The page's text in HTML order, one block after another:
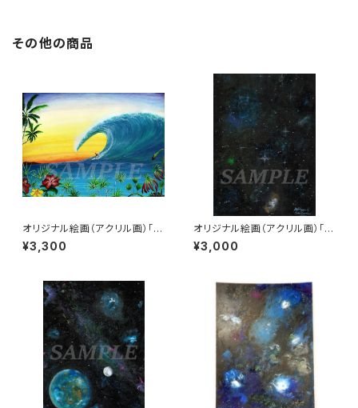
その他の商品
オリジナル絵画（アクリル画）「Bi
g Wave（ビッグウェーブ ）200
2」デジタルデータ【イラスト素材
日・夕焼け・夕暮れ・アート】
¥3,300
オリジナル絵画（アクリル画）「S
pace Paint（2020-01）」デジ
タルデータ【イラスト素材／宇
¥3,000